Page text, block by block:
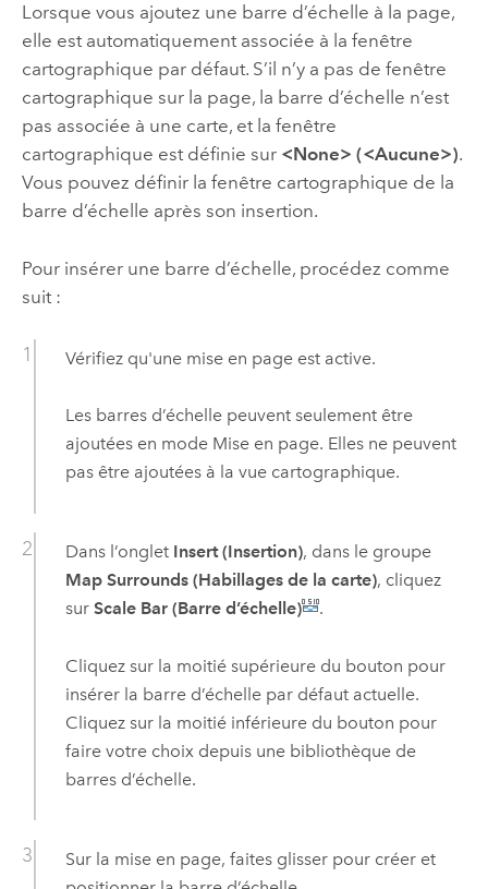
Lorsque vous ajoutez une barre d’échelle à la page,
elle est automatiquement associée à la fenêtre
cartographique par défaut. S’il n’y a pas de fenêtre
cartographique sur la page, la barre d’échelle n’est
pas associée à une carte, et la fenêtre
cartographique est définie sur <None> (<Aucune>).
Vous pouvez définir la fenêtre cartographique de la
barre d’échelle après son insertion.
Pour insérer une barre d’échelle, procédez comme
suit :
Vérifiez qu'une mise en page est active.
Les barres d’échelle peuvent seulement être
ajoutées en mode Mise en page. Elles ne peuvent
pas être ajoutées à la vue cartographique.
Dans l’onglet Insert (Insertion), dans le groupe
Map Surrounds (Habillages de la carte), cliquez
sur Scale Bar (Barre d’échelle) .
Cliquez sur la moitié supérieure du bouton pour
insérer la barre d’échelle par défaut actuelle.
Cliquez sur la moitié inférieure du bouton pour
faire votre choix depuis une bibliothèque de
barres d’échelle.
Sur la mise en page, faites glisser pour créer et